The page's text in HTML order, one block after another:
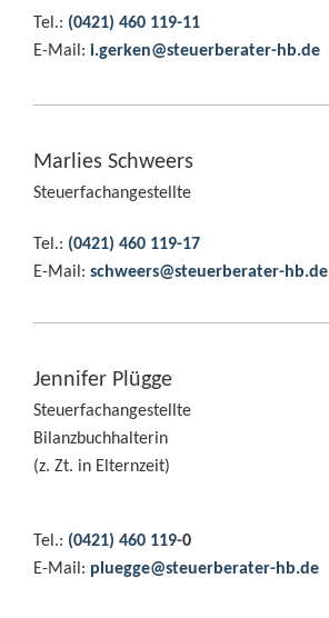
Tel.: (0421) 460 119-11
E-Mail: i.gerken@steuerberater-hb.de
Marlies Schweers
Steuerfachangestellte
Tel.: (0421) 460 119-17
E-Mail: schweers@steuerberater-hb.de
Jennifer Plügge
Steuerfachangestellte
Bilanzbuchhalterin
(z. Zt. in Elternzeit)
Tel.: (0421) 460 119-0
E-Mail: pluegge@steuerberater-hb.de